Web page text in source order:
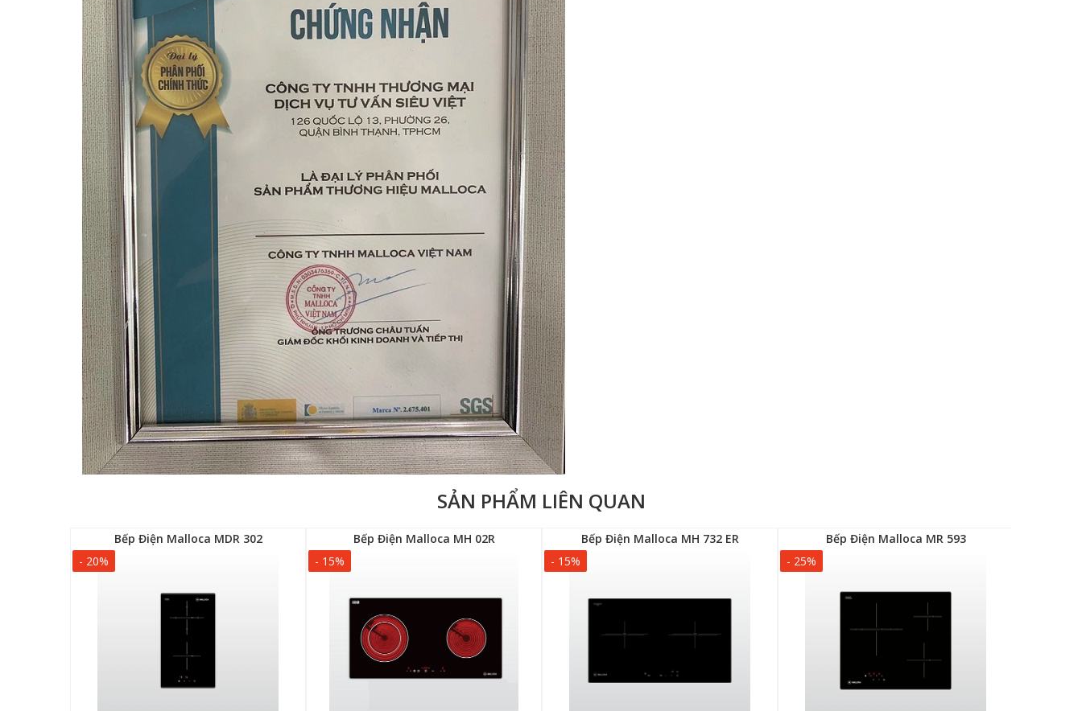
SẢN PHẨM LIÊN QUAN
Bếp Điện Malloca MDR 302
- 20%
Bếp Điện Malloca MH 02R
- 15%
Bếp Điện Malloca MH 732 ER
- 15%
Bếp Điện Malloca MR 593
- 25%